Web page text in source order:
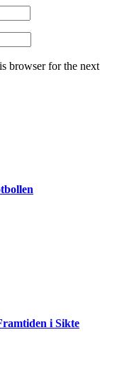
browser for the next
i Sikte